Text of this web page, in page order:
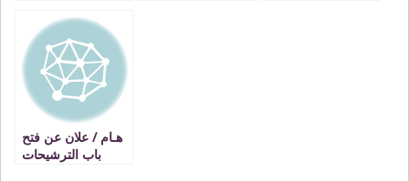
مشاريع ذات النفع
العام
هـام / علان عن فتح
باب الترشيحات